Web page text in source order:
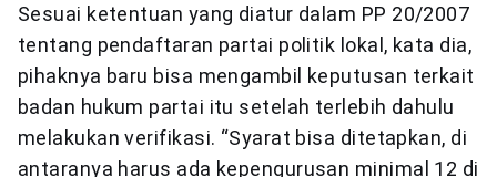
Sesuai ketentuan yang diatur dalam PP 20/2007
tentang pendaftaran partai politik lokal, kata dia,
pihaknya baru bisa mengambil keputusan terkait
badan hukum partai itu setelah terlebih dahulu
melakukan verifikasi. “Syarat bisa ditetapkan, di
antaranya harus ada kepengurusan minimal 12 di